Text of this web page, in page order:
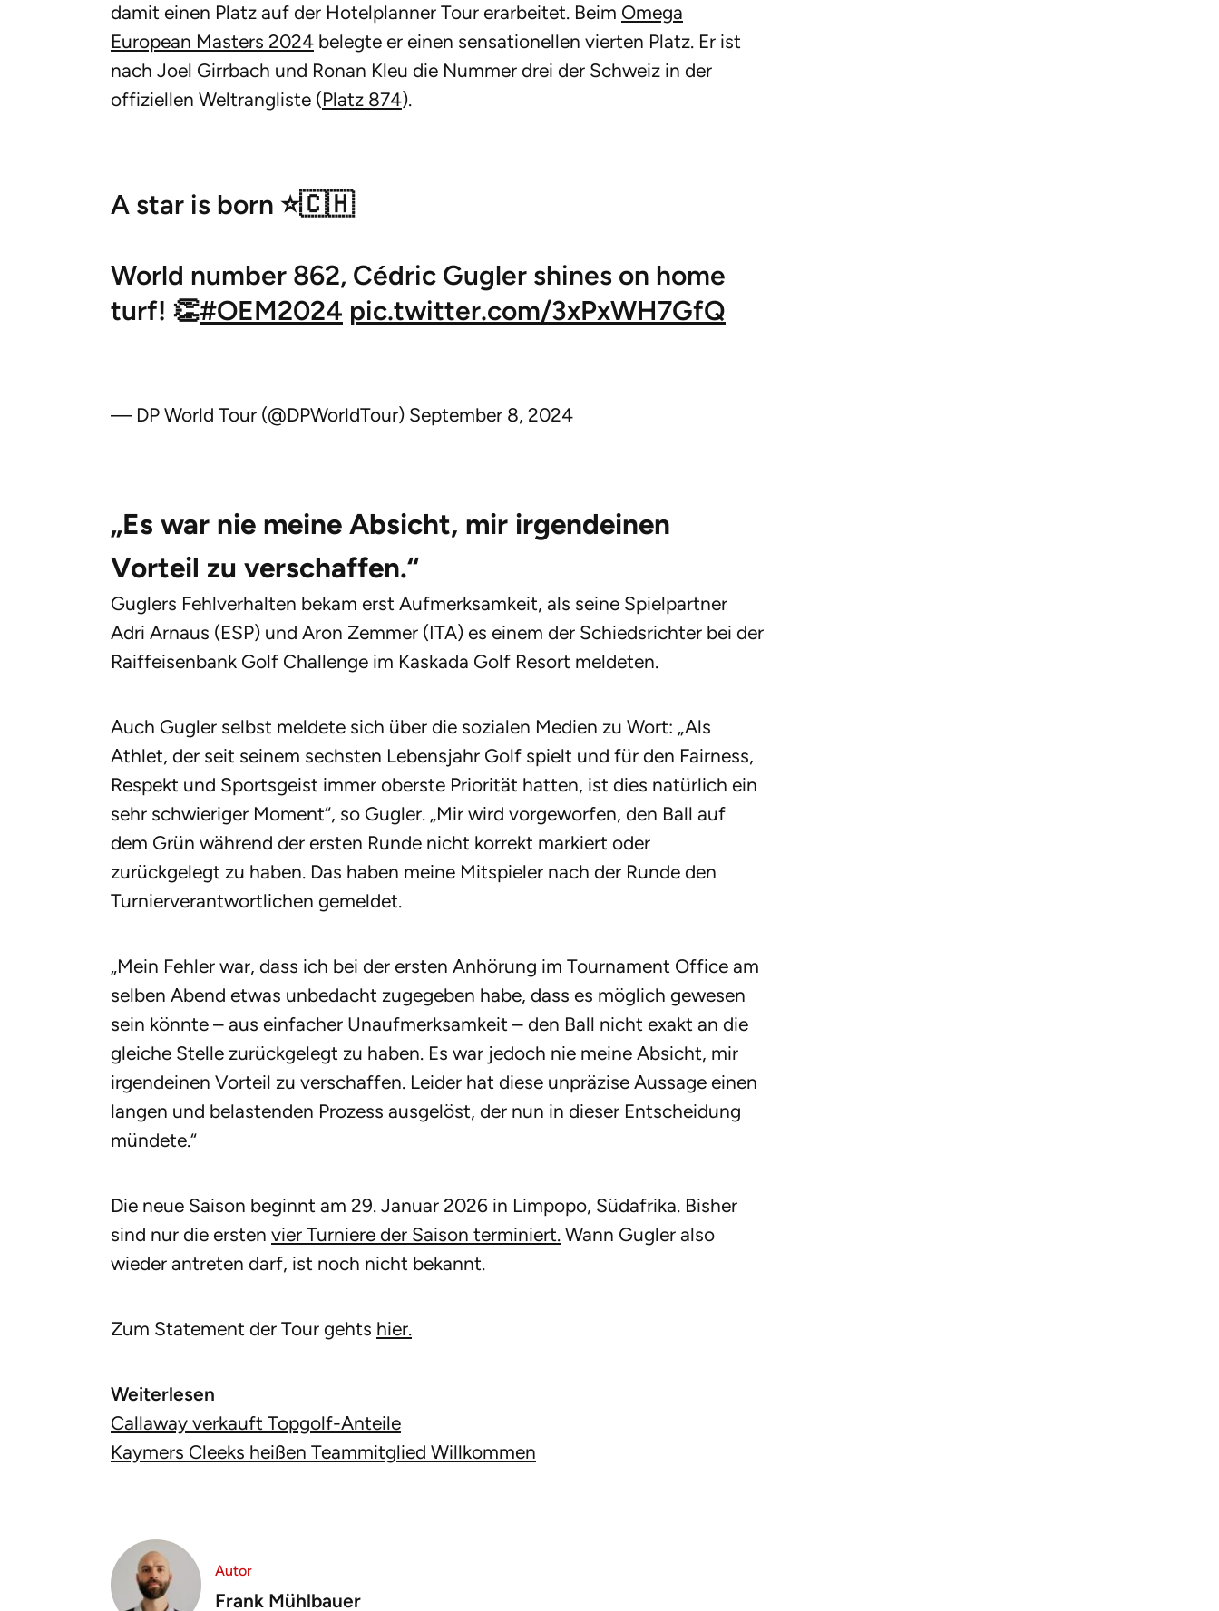
damit einen Platz auf der Hotelplanner Tour erarbeitet. Beim Omega
European Masters 2024 belegte er einen sensationellen vierten Platz. Er ist
nach Joel Girrbach und Ronan Kleu die Nummer drei der Schweiz in der
offiziellen Weltrangliste (Platz 874).
A star is born ⭐️🇨🇭
World number 862, Cédric Gugler shines on home
turf! 👏#OEM2024 pic.twitter.com/3xPxWH7GfQ
— DP World Tour (@DPWorldTour) September 8, 2024
„Es war nie meine Absicht, mir irgendeinen
Vorteil zu verschaffen.“
Guglers Fehlverhalten bekam erst Aufmerksamkeit, als seine Spielpartner
Adri Arnaus (ESP) und Aron Zemmer (ITA) es einem der Schiedsrichter bei der
Raiffeisenbank Golf Challenge im Kaskada Golf Resort meldeten.
Auch Gugler selbst meldete sich über die sozialen Medien zu Wort: „Als
Athlet, der seit seinem sechsten Lebensjahr Golf spielt und für den Fairness,
Respekt und Sportsgeist immer oberste Priorität hatten, ist dies natürlich ein
sehr schwieriger Moment“, so Gugler. „Mir wird vorgeworfen, den Ball auf
dem Grün während der ersten Runde nicht korrekt markiert oder
zurückgelegt zu haben. Das haben meine Mitspieler nach der Runde den
Turnierverantwortlichen gemeldet.
„Mein Fehler war, dass ich bei der ersten Anhörung im Tournament Office am
selben Abend etwas unbedacht zugegeben habe, dass es möglich gewesen
sein könnte – aus einfacher Unaufmerksamkeit – den Ball nicht exakt an die
gleiche Stelle zurückgelegt zu haben. Es war jedoch nie meine Absicht, mir
irgendeinen Vorteil zu verschaffen. Leider hat diese unpräzise Aussage einen
langen und belastenden Prozess ausgelöst, der nun in dieser Entscheidung
mündete.“
Die neue Saison beginnt am 29. Januar 2026 in Limpopo, Südafrika. Bisher
sind nur die ersten vier Turniere der Saison terminiert. Wann Gugler also
wieder antreten darf, ist noch nicht bekannt.
Zum Statement der Tour gehts hier.
Weiterlesen
Callaway verkauft Topgolf-Anteile
Kaymers Cleeks heißen Teammitglied Willkommen
Autor
Frank Mühlbauer